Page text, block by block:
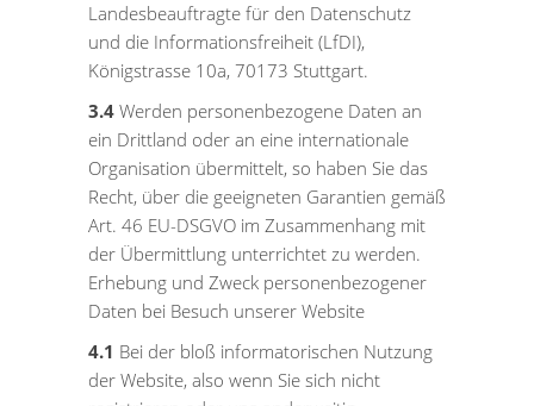
Landesbeauftragte für den Datenschutz
und die Informationsfreiheit (LfDI),
Königstrasse 10a, 70173 Stuttgart.
3.4 Werden personenbezogene Daten an
ein Drittland oder an eine internationale
Organisation übermittelt, so haben Sie das
Recht, über die geeigneten Garantien gemäß
Art. 46 EU-DSGVO im Zusammenhang mit
der Übermittlung unterrichtet zu werden.
Erhebung und Zweck personenbezogener
Daten bei Besuch unserer Website
4.1 Bei der bloß informatorischen Nutzung
der Website, also wenn Sie sich nicht